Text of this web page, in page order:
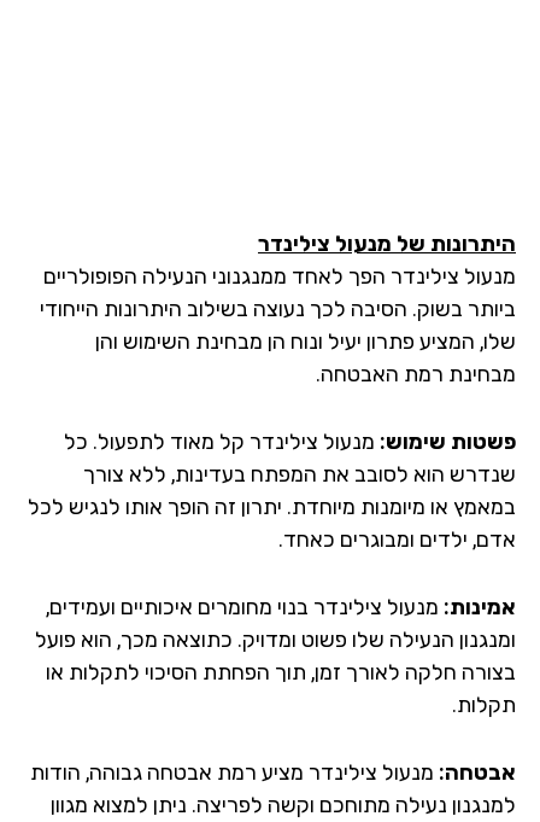
היתרונות של מנעול צילינדר
מנעול צילינדר הפך לאחד ממנגנוני הנעילה הפופולריים
ביותר בשוק. הסיבה לכך נעוצה בשילוב היתרונות הייחודי
שלו, המציע פתרון יעיל ונוח הן מבחינת השימוש והן
מבחינת רמת האבטחה.
פשטות שימוש: מנעול צילינדר קל מאוד לתפעול. כל
שנדרש הוא לסובב את המפתח בעדינות, ללא צורך
במאמץ או מיומנות מיוחדת. יתרון זה הופך אותו לנגיש לכל
אדם, ילדים ומבוגרים כאחד.
אמינות: מנעול צילינדר בנוי מחומרים איכותיים ועמידים,
ומנגנון הנעילה שלו פשוט ומדויק. כתוצאה מכך, הוא פועל
בצורה חלקה לאורך זמן, תוך הפחתת הסיכוי לתקלות או
תקלות.
אבטחה: מנעול צילינדר מציע רמת אבטחה גבוהה, הודות
למנגנון נעילה מתוחכם וקשה לפריצה. ניתן למצוא מגוון